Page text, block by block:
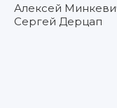
Алексей
Сергей Дерцап